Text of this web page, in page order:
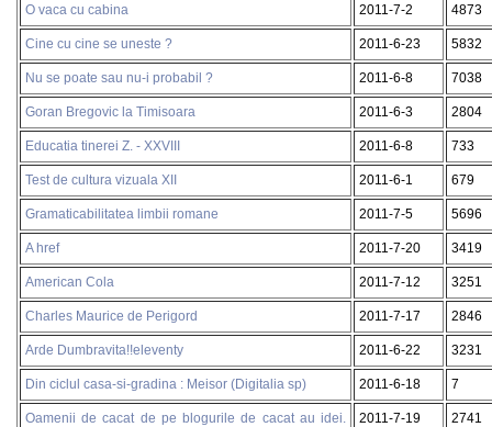
O vaca cu cabina 2011-7-2 4873
Cine cu cine se uneste ? 2011-6-23 5832
Nu se poate sau nu-i probabil ? 2011-6-8 7038
Goran Bregovic la Timisoara 2011-6-3 2804
Educatia tinerei Z. - XXVIII 2011-6-8 733
Test de cultura vizuala XII 2011-6-1 679
Gramaticabilitatea limbii romane 2011-7-5 5696
A href 2011-7-20 3419
American Cola 2011-7-12 3251
Charles Maurice de Perigord 2011-7-17 2846
Arde Dumbravita!!eleventy 2011-6-22 3231
Din ciclul casa-si-gradina : Meisor (Digitalia sp) 2011-6-18 7
Oamenii de cacat de pe blogurile de cacat au idei.
2011-7-19 2741